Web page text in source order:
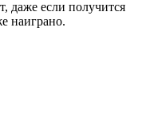
даже если получится
наиграно.